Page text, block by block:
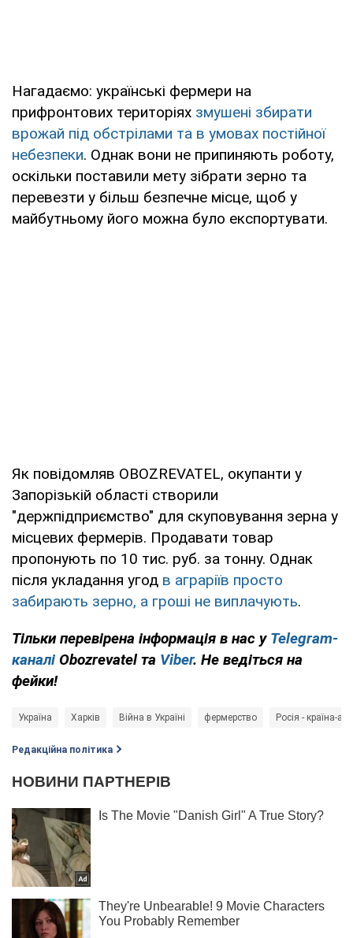
Нагадаємо: українські фермери на
прифронтових територіях змушені збирати
врожай під обстрілами та в умовах постійної
небезпеки. Однак вони не припиняють роботу,
оскільки поставили мету зібрати зерно та
перевезти у більш безпечне місце, щоб у
майбутньому його можна було експортувати.
Як повідомляв OBOZREVATEL, окупанти у
Запорізькій області створили
"держпідприємство" для скуповування зерна у
місцевих фермерів. Продавати товар
пропонують по 10 тис. руб. за тонну. Однак
після укладання угод в аграріїв просто
забирають зерно, а гроші не виплачують.
Тільки перевірена інформація в нас у Telegram-
каналі Obozrevatel та Viber. Не ведіться на
фейки!
Україна Харків Війна в Україні фермерство Росія - країна-
Редакційна політика